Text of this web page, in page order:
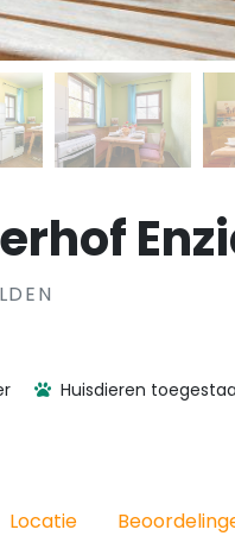
Huisdieren
Locatie